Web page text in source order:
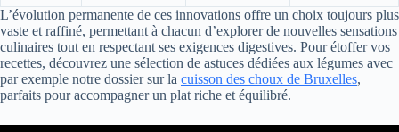
L’évolution permanente de ces innovations offre un choix toujours plus
vaste et raffiné, permettant à chacun d’explorer de nouvelles sensations
culinaires tout en respectant ses exigences digestives. Pour étoffer vos
recettes, découvrez une sélection de astuces dédiées aux légumes avec
par exemple notre dossier sur la cuisson des choux de Bruxelles,
parfaits pour accompagner un plat riche et équilibré.